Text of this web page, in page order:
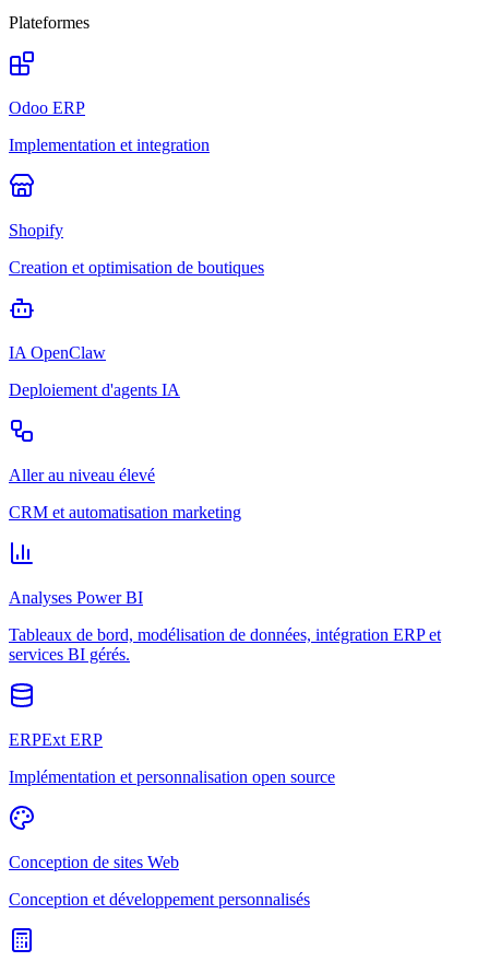
Plateformes
Odoo ERP
Implementation et integration
Shopify
Creation et optimisation de boutiques
IA OpenClaw
Deploiement d'agents IA
Aller au niveau élevé
CRM et automatisation marketing
Analyses Power BI
Tableaux de bord, modélisation de données, intégration ERP et
services BI gérés.
ERPExt ERP
Implémentation et personnalisation open source
Conception de sites Web
Conception et développement personnalisés